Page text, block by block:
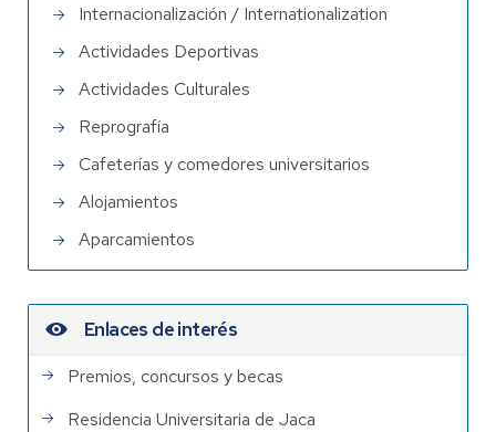
Internacionalización / Internationalization
Actividades Deportivas
Actividades Culturales
Reprografía
Cafeterías y comedores universitarios
Alojamientos
Aparcamientos
Enlaces de interés
Premios, concursos y becas
Residencia Universitaria de Jaca